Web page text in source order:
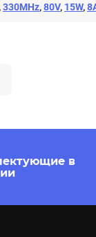
,330MHz,80V, 15W,
в